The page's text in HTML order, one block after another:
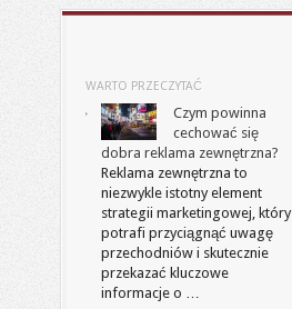
WARTO PRZECZYTAĆ
Czym powinna
cechować się
dobra reklama zewnętrzna?
Reklama zewnętrzna to
niezwykle istotny element
strategii marketingowej, który
potrafi przyciągnąć uwagę
przechodniów i skutecznie
przekazać kluczowe
informacje o …